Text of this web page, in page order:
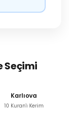
Seçimi
Karlıova
10 Kuran'ı Kerim